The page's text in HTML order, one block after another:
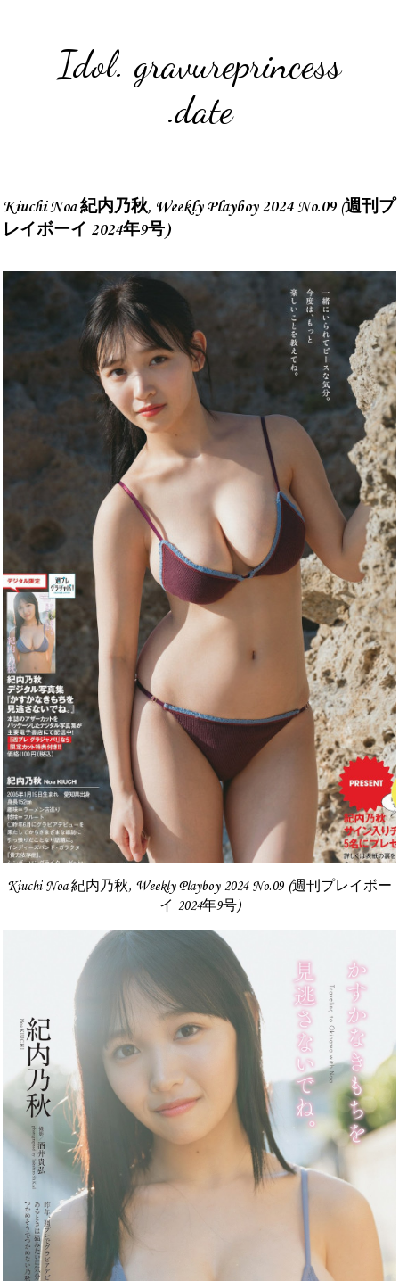
Idol. gravureprincess
.date
Kiuchi Noa 紀内乃秋, Weekly Playboy 2024 No.09 (週刊プ
レイボーイ 2024年9号)
Kiuchi Noa 紀内乃秋, Weekly Playboy 2024 No.09 (週刊プレイボー
イ 2024年9号)